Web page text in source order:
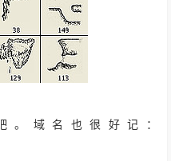
。域名也很好记：